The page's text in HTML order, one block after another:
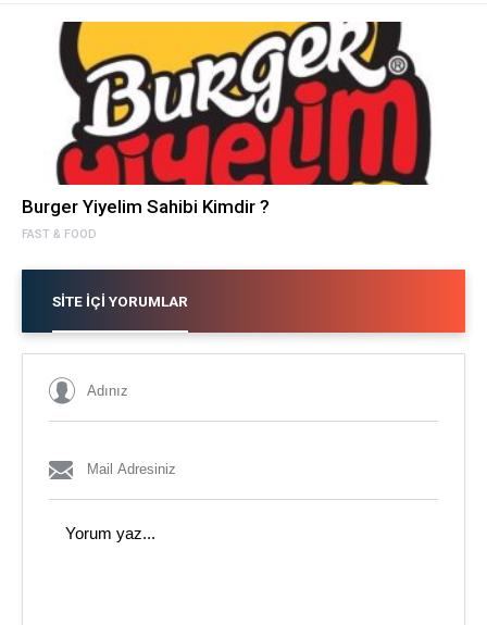
FAST & FOOD
Burger Yiyelim Sahibi Kimdir ?
SITE İÇI YORUMLAR